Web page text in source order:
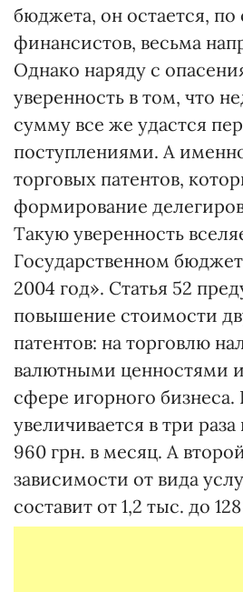
бюджета, он остается, по
финансистов, весьма
Однако наряду с
уверенность в том, что
сумму все же удастся
поступлениями. А
торговых патентов,
формирование
Такую уверенность
Государственном
2004 год». Статья 52
повышение стоимости
патентов: на торговлю
валютными ценностями
сфере игорного
увеличивается в три
960 грн. в месяц. А
зависимости от вида
составит от 1,2 тыс. до